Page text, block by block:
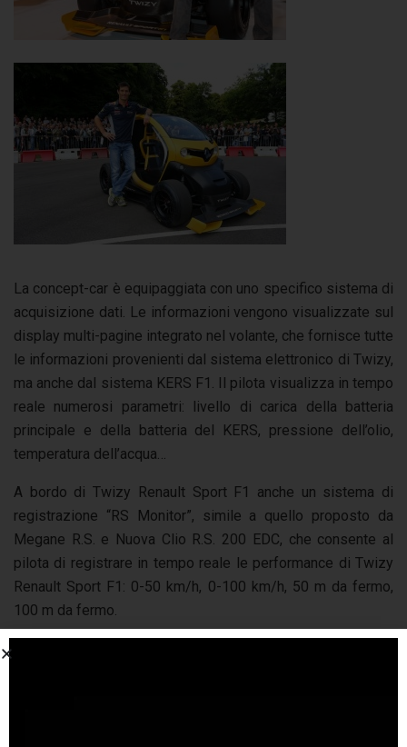
La concept-car è equipaggiata con uno specifico sistema di
acquisizione dati. Le informazioni vengono visualizzate sul
display multi-pagine integrato nel volante, che fornisce tutte
le informazioni provenienti dal sistema elettronico di Twizy,
ma anche dal sistema KERS F1. Il pilota visualizza in tempo
reale numerosi parametri: livello di carica della batteria
principale e della batteria del KERS, pressione dell’olio,
temperatura dell’acqua…
A bordo di Twizy Renault Sport F1 anche un sistema di
registrazione “RS Monitor”, simile a quello proposto da
Megane R.S. e Nuova Clio R.S. 200 EDC, che consente al
pilota di registrare in tempo reale le performance di Twizy
Renault Sport F1: 0-50 km/h, 0-100 km/h, 50 m da fermo,
100 m da fermo.